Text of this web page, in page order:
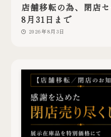
店舗移転の為、閉
8月31日まで
2026年8月3日